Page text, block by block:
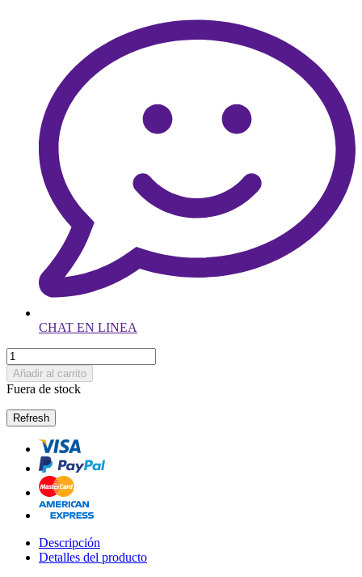
CHAT EN LINEA
Añadir al carrito
Fuera de stock
Descripción
Detalles del producto